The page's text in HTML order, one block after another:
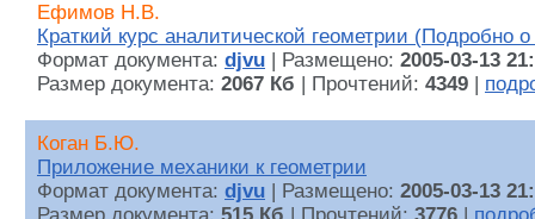
Ефимов Н.В.
Краткий курс аналитической геометрии (Подробно о
Формат документа: djvu | Размещено: 2005-03-13
Размер документа: 2067 Кб | Прочтений: 4349
Коган Б.Ю.
Приложение механики к геометрии
Формат документа: djvu | Размещено: 2005-03-13